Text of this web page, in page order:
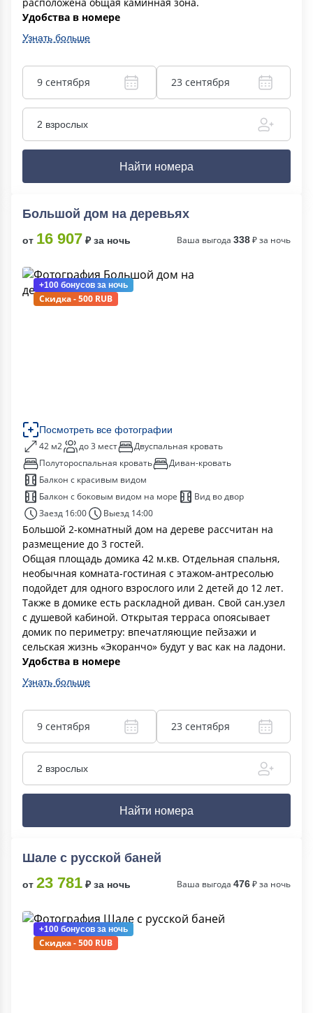
Удобства в номере
Узнать больше
9 сентября 23 сентября
2 взрослых
Найти номера
Большой дом на деревьях
от 16 907 ₽ за ночь Ваша выгода 338₽ за ночь
+100 бонусов за ночь
Скидка - 500 RUB
Посмотреть все фотографии
42 м2 до 3 мест
Двуспальная кровать
Полутороспальная кровать
Диван-кровать
Балкон с красивым видом
Балкон с боковым видом на море
Вид во двор
Заезд 16:00
Выезд 14:00
Большой 2-комнатный дом на дереве рассчитан на
размещение до 3 гостей.
Общая площадь домика 42 м.кв. Отдельная спальня,
необычная комната-гостиная с этажом-антресолью
подойдет для одного взрослого или 2 детей до 12 лет.
Также в домике есть раскладной диван. Свой сан.узел
с душевой кабиной. Открытая терраса опоясывает
домик по периметру: впечатляющие пейзажи и
сельская жизнь «Экоранчо» будут у вас как на ладони.
Удобства в номере
Узнать больше
9 сентября 23 сентября
2 взрослых
Найти номера
Шале с русской баней
от 23 781 ₽ за ночь Ваша выгода 476₽ за ночь
+100 бонусов за ночь
Скидка - 500 RUB